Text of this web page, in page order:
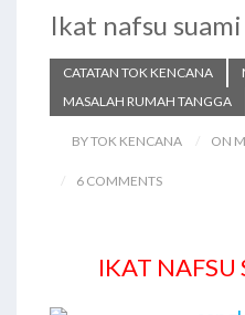
Ikat nafsu suami
CATATAN TOK KENCANA
MASALAH RUMAH TANGGA
BY TOK KENCANA ON
6 COMMENTS
IKAT NAFSU